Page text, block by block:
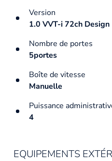
Version
1.0 VVT-i 72ch Design
Nombre de portes
5portes
Boîte de vitesse
Manuelle
Puissance
4
EQUIPEMENTS